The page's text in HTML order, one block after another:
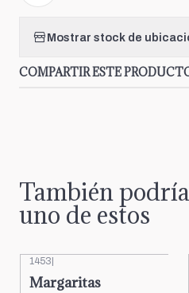
Mostrar stock de
COMPARTIR ESTE
También
uno de estos
1453
Margaritas